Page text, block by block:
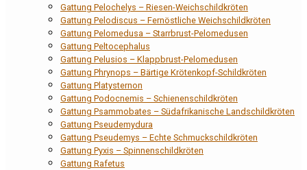
Gattung Pelochelys – Riesen-Weichschildkröten
Gattung Pelodiscus – Fernöstliche Weichschildkröten
Gattung Pelomedusa – Starrbrust-Pelomedusen
Gattung Peltocephalus
Gattung Pelusios – Klappbrust-Pelomedusen
Gattung Phrynops – Bärtige Krötenkopf-Schildkröten
Gattung Platysternon
Gattung Podocnemis – Schienenschildkröten
Gattung Psammobates – Südafrikanische Landschildkröten
Gattung Pseudemydura
Gattung Pseudemys – Echte Schmuckschildkröten
Gattung Pyxis – Spinnenschildkröten
Gattung Rafetus